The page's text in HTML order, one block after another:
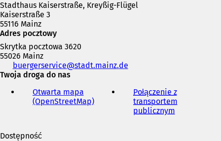
Stadthaus Kaiserstraße, Kreyßig-Flügel
Kaiserstraße 3
55116 Mainz
Adres pocztowy
Skrytka pocztowa 3620
55026 Mainz
Telefon,
faks
adres
buergerservice stadt.mainz de
Twoja droga do nas
Otwarta mapa
(OpenStreetMap)(
Połączenie z
transportem
publicznym
Dostępność